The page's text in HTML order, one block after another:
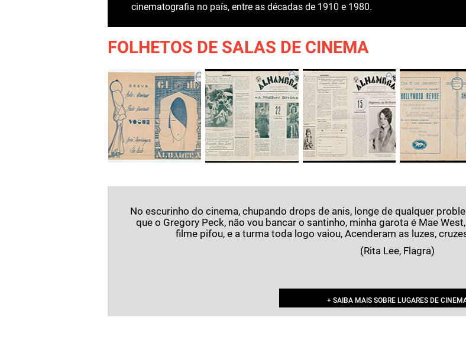
cinematografia no país, entre as décadas de 1910 e 1980.
FOLHETOS DE SALAS DE CINEMA
No escurinho do cinema, chupando drops de anis, longe de qualquer
que o Gregory Peck, não vou bancar o santinho, minha garota é Mae
filme pifou, e a turma toda logo vaiou, Acenderam as luzes,
(Rita Lee, Flagra)
+ SAIBA MAIS SOBRE LUGARES DE